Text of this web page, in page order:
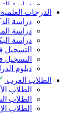
دراسة
دراسة طب
دراسة
دراسة
دراسة
دراسة
دراسة
الدرجات العلمية
دراسة
دراسة
دراسة
التسجيل
التسجيل
دبلوم
الطلاب العرب
الطلاب
الطلاب
الطلاب